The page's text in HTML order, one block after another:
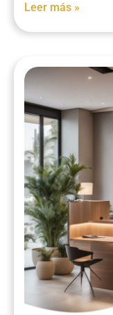
Leer más »